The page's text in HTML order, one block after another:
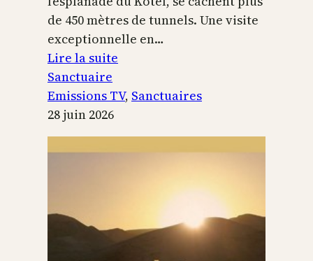
de 450 mètres de tunnels. Une visite
exceptionnelle en…
Lire la suite
Temple
Jérusalem
Sanctuaire
Emissions TV, Sanctuaires
28 juin 2026